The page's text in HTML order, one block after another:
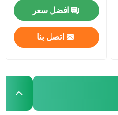
افضل سعر
اتصل بنا